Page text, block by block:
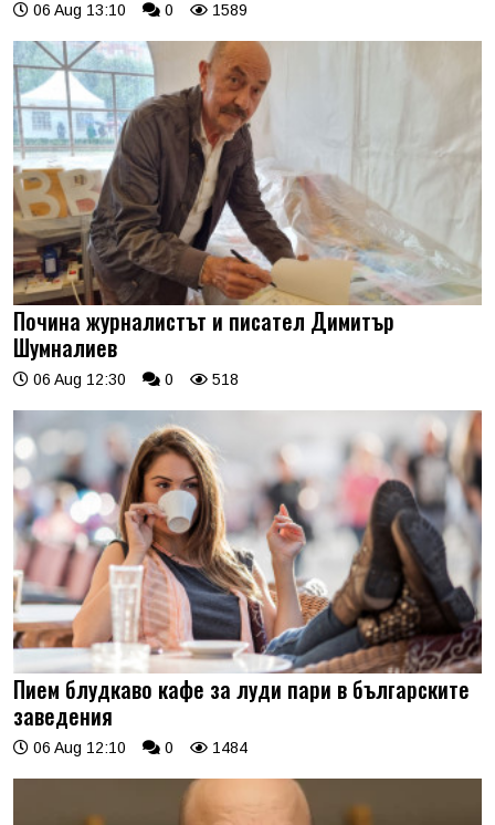
06 Aug 13:10 0 1589
Почина журналистът и писател Димитър
Шумналиев
06 Aug 12:30 0 518
Пием блудкаво кафе за луди пари в българските
заведения
06 Aug 12:10 0 1484